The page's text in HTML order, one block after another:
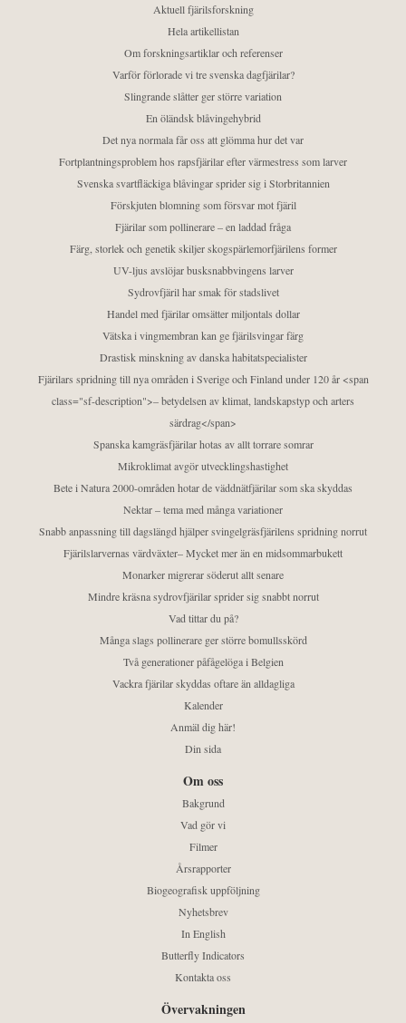
Aktuell fjärilsforskning
Hela artikellistan
Om forskningsartiklar och referenser
Varför förlorade vi tre svenska dagfjärilar?
Slingrande slåtter ger större variation
En öländsk blåvingehybrid
Det nya normala får oss att glömma hur det var
Fortplantningsproblem hos rapsfjärilar efter värmestress som larver
Svenska svartfläckiga blåvingar sprider sig i Storbritannien
Förskjuten blomning som försvar mot fjäril
Fjärilar som pollinerare – en laddad fråga
Färg, storlek och genetik skiljer skogspärlemorfjärilens former
UV-ljus avslöjar busksnabbvingens larver
Sydrovfjäril har smak för stadslivet
Handel med fjärilar omsätter miljontals dollar
Vätska i vingmembran kan ge fjärilsvingar färg
Drastisk minskning av danska habitatspecialister
Fjärilars spridning till nya områden i Sverige och Finland under 120 år <span
class="sf-description">– betydelsen av klimat, landskapstyp och arters
särdrag</span>
Spanska kamgräsfjärilar hotas av allt torrare somrar
Mikroklimat avgör utvecklingshastighet
Bete i Natura 2000-områden hotar de väddnätfjärilar som ska skyddas
Nektar – tema med många variationer
Snabb anpassning till dagslängd hjälper svingelgräsfjärilens spridning norrut
Fjärilslarvernas värdväxter– Mycket mer än en midsommarbukett
Monarker migrerar söderut allt senare
Mindre kräsna sydrovfjärilar sprider sig snabbt norrut
Vad tittar du på?
Många slags pollinerare ger större bomullsskörd
Två generationer påfågelöga i Belgien
Vackra fjärilar skyddas oftare än alldagliga
Kalender
Anmäl dig här!
Din sida
Om oss
Bakgrund
Vad gör vi
Filmer
Årsrapporter
Biogeografisk uppföljning
Nyhetsbrev
In English
Butterfly Indicators
Kontakta oss
Övervakningen